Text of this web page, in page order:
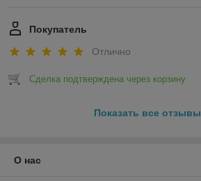
Покупатель
Отлично
Сделка подтверждена через корзину
Показать все отзывы
О нас